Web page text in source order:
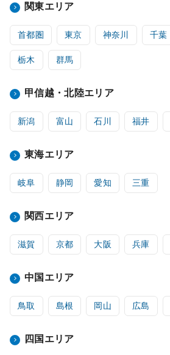
関東エリア
首都圏 東京 神奈川 千葉
栃木 群馬
甲信越・北陸エリア
新潟 富山 石川 福井
東海エリア
岐阜 静岡 愛知 三重
関西エリア
滋賀 京都 大阪 兵庫
中国エリア
鳥取 島根 岡山 広島
四国エリア